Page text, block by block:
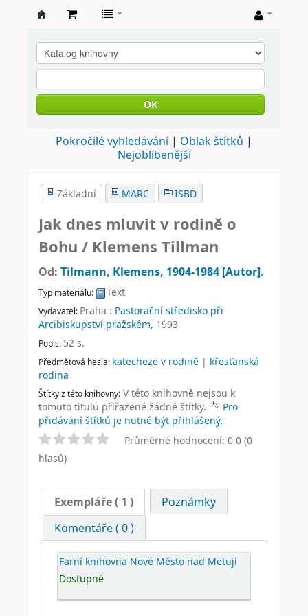
knihovna
Nové
Město
Metují
OK
Pokročilé vyhledávání
Oblak štítků
Nejoblíbenější
Základní MARC ISBD
Jak dnes mluvit v rodině o
Bohu / Klemens Tillman
Od: Tilmann, Klemens, 1904-1984 [Autor].
Typ materiálu: Text
Vydavatel: Praha : Pastorační středisko při
Arcibiskupství pražském, 1993
Popis: 52 s.
Předmětová hesla: katecheze v rodině | křesťanská
rodina
Štítky z této knihovny: V této knihovně nejsou k
tomuto titulu přiřazené žádné štítky.
Pro
přidávání štítků je nutné být přihlášený.
Průměrné hodnocení: 0.0 (0
hlasů)
Exempláře( 1 )
Poznámky
Komentáře ( 0 )
Farní knihovna Nové Město nad Metují
Dostupné